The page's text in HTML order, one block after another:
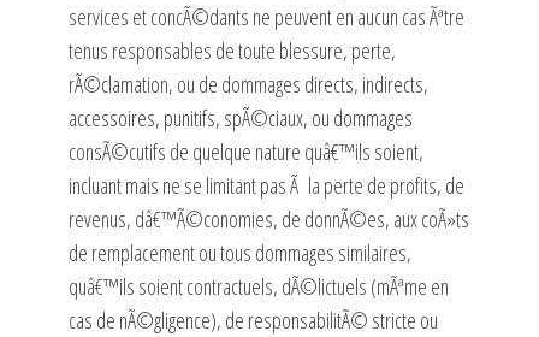
services et concÃ©dants ne peuvent en aucun cas Ãªtre
tenus responsables de toute blessure, perte,
rÃ©clamation, ou de dommages directs, indirects,
accessoires, punitifs, spÃ©ciaux, ou dommages
consÃ©cutifs de quelque nature quâ€™ils soient,
incluant mais ne se limitant pas Ã la perte de profits, de
revenus, dâ€™Ã©conomies, de donnÃ©es, aux coÃ»ts
de remplacement ou tous dommages similaires,
quâ€™ils soient contractuels, dÃ©lictuels (mÃªme en
cas de nÃ©gligence), de responsabilitÃ© stricte ou